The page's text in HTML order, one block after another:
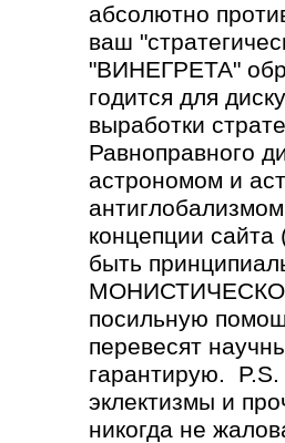
абсолютно
ваш
"ВИНЕГРЕТА"
годится для
выработки
Равноправного
астрономом и
концепции
быть
посильную
перевесят
гарантирую.
эклектизмы и
никогда не